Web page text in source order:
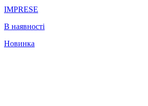
IMPRESE
В наявності
Новинка